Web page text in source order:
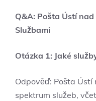
Q&A: Pošta Ústí
Službami
Otázka 1: Jaké
Odpověď: Pošta Ústí
spektrum služeb,